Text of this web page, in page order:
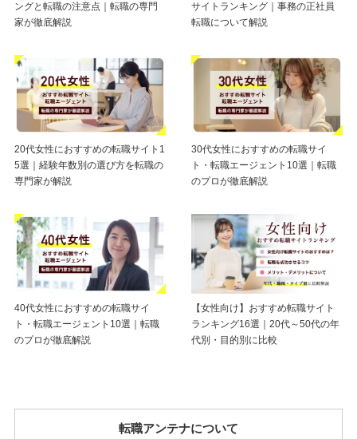
ングと転職の注意点｜転職の専門
家が徹底解説
サイトランキング｜事務の正社員
転職について解説
20代女性におすすめの転職サイト1
5選｜経験年数別の選び方を転職の
専門家が解説
30代女性におすすめの転職サイ
ト・転職エージェント10選｜転職
のプロが徹底解説
40代女性におすすめの転職サイ
ト・転職エージェント10選｜転職
のプロが徹底解説
【女性向け】おすすめ転職サイト
ランキング16選｜20代～50代の年
代別・目的別に比較
転職アンテナについて